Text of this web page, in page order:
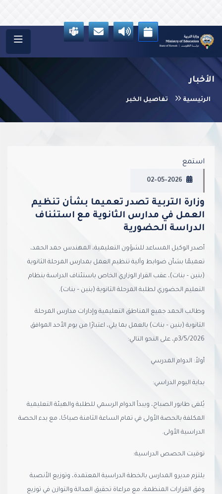
الأخبار
الرئيسية تفاصيل الخبر
Next
استمع
02-05-2026
وزارة التربية تصدر تعميما بشأن تنظيم
العمل في مدارس الثانوية مع استئناف
الدراسة الحضورية
أصدر الوكيل المساعد للشؤون التعليمية، المهندس حمد الحمد،
تعميمًا بشأن ضوابط وآلية تنظيم العمل بمدارس المرحلة الثانوية
(بنين – بنات)، عقب القرار الوزاري الخاص باستئناف الدراسة بنظام
التعليم الحضوري لطلبة المرحلة الثانوية (بنين – بنات).
وطالب الحمد جميع المناطق التعليمية وإدارات مدارس المرحلة
الثانوية (بنين – بنات) بالعمل بما يلي، اعتبارًا من يوم الأحد الموافق
3/5/2026م، على النحو التالي:
أولاً: الدوام المدرسي
بداية اليوم الدراسي:
يُلغى طابور الصباح، ويبدأ الدوام الرسمي للطلبة والهيئة التعليمية
المكلفة بالحصة الأولى في تمام الساعة الثامنة صباحًا، مع بدء الحصة
الدراسية الأولى.
توقيت الحصص الدراسية:
يلتزم مديرو المدارس بالخطة الدراسية المعتمدة، وتوزيع الأنصبة
وفق القرارات المنظمة، مع مراعاة تحقيق العدالة والتوازن في توزيع